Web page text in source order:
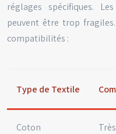
réglages spécifiques.
peuvent être trop
compatibilités :
Type de Textile
Coton